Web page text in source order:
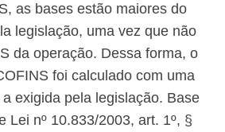
as bases estão maiores do
legislação, uma vez que não
da operação. Dessa forma, o
foi calculado com uma
exigida pela legislação. Base
Lei nº 10.833/2003, art. 1º, §